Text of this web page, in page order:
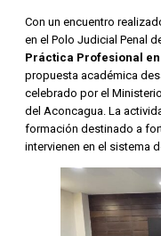
Con un encuentro
en el Polo Judicial Penal
Práctica Profesional
propuesta académica
celebrado por el
del Aconcagua. La
formación destinado a
intervienen en el sistema